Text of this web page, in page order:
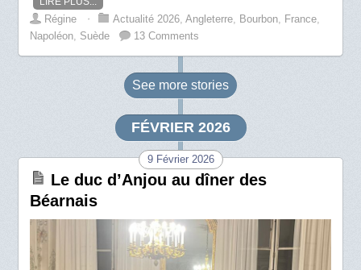
Régine ⋅ Actualité 2026 ,Angleterre Bourbon France
Napoléon Suède 13 Comments
See more stories
FÉVRIER 2026
9 Février 2026
Le duc d’Anjou au dîner des
Béarnais